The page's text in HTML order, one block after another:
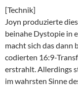
[Technik]
Joyn produzierte
beinahe Dystopie in
macht sich das dann
codierten 16:9-
erstrahlt. Allerdings
im wahrsten Sinne